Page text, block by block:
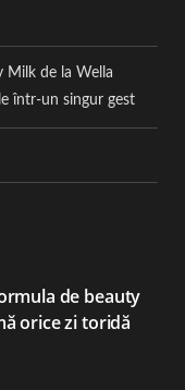
Milk de la Wella
într-un singur gest
de beauty
orice zi toridă